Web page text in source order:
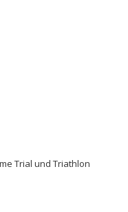
Trial und Triathlon